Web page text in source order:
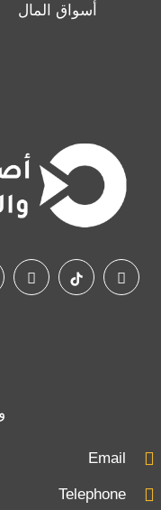
أسواق المال
Email
Telephone